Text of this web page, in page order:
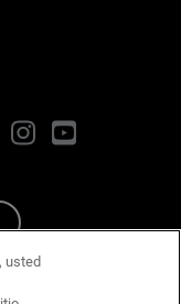
InstagramYouTube
usted